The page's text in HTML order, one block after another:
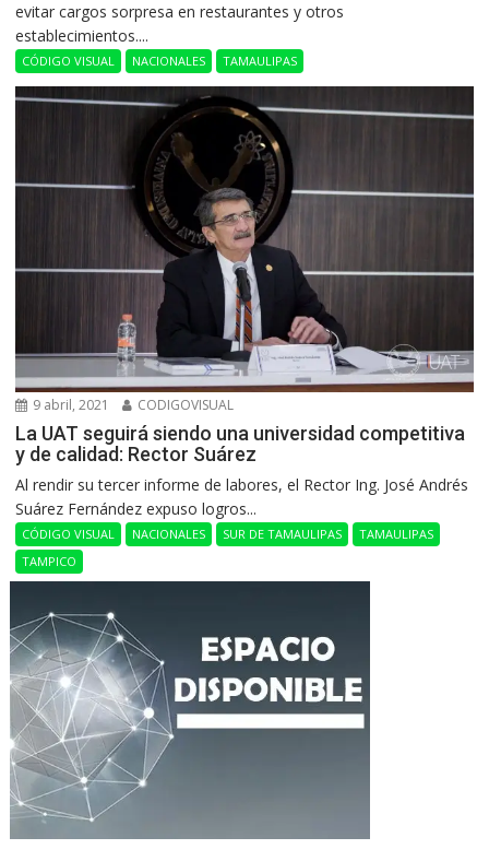
evitar cargos sorpresa en restaurantes y otros
establecimientos....
CÓDIGO VISUAL NACIONALES TAMAULIPAS
9 abril, 2021 CODIGOVISUAL
La UAT seguirá siendo una universidad competitiva
y de calidad: Rector Suárez
Al rendir su tercer informe de labores, el Rector Ing. José Andrés
Suárez Fernández expuso logros...
CÓDIGO VISUAL NACIONALES SUR DE TAMAULIPAS
TAMAULIPAS
TAMPICO